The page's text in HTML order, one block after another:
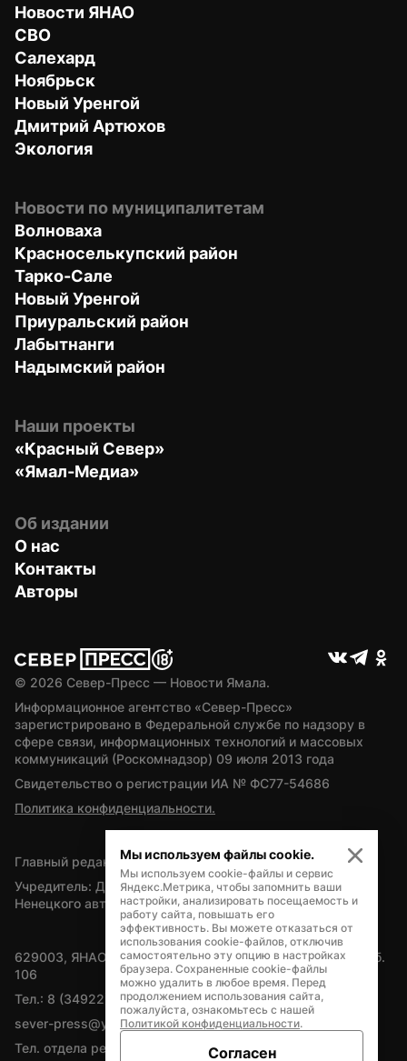
Новости ЯНАО
СВО
Салехард
Ноябрьск
Новый Уренгой
Дмитрий Артюхов
Экология
Новости по муниципалитетам
Волноваха
Красноселькупский район
Тарко-Сале
Новый Уренгой
Приуральский район
Лабытнанги
Надымский район
Наши проекты
«Красный Север»
«Ямал-Медиа»
Об издании
О нас
Контакты
Авторы
© 2026 Север-Пресс — Новости Ямала.
Информационное агентство «Север-Пресс»
зарегистрировано в Федеральной службе по надзору в
сфере связи, информационных технологий и массовых
коммуникаций (Роскомнадзор) 09 июля 2013 года
Свидетельство о регистрации ИА № ФС77-54686
Политика конфиденциальности.
Главный редактор — А.Л. Поздеев
Учредитель: Департамент внутренней политики Ямало-
Ненецкого автономного округа
629003, ЯНАО, Салехард, мкр. Богдана Кнунянца, д.1, каб.
106
Тел.: 8 (34922) 71262
sever-press@yamal-media.ru
Тел. отдела рекламы: 8 (34922) 42728
Мы используем файлы cookie.
Мы используем cookie-файлы и сервис
Яндекс.Метрика, чтобы запомнить ваши
настройки, анализировать посещаемость и
работу сайта, повышать его
эффективность. Вы можете отказаться от
использования cookie-файлов, отключив
самостоятельно эту опцию в настройках
браузера. Сохраненные cookie-файлы
можно удалить в любое время. Перед
продолжением использования сайта,
пожалуйста, ознакомьтесь с нашей
Политикой конфиденциальности.
Согласен